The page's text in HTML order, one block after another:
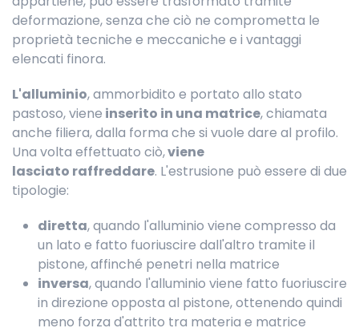
deformazione, senza che ciò ne comprometta le
proprietà tecniche e meccaniche e i vantaggi
elencati finora.
L'alluminio, ammorbidito e portato allo stato
pastoso, viene inserito in una matrice, chiamata
anche filiera, dalla forma che si vuole dare al profilo.
Una volta effettuato ciò,viene
lasciato raffreddare. L'estrusione può essere di due
tipologie:
diretta, quando l'alluminio viene compresso da
un lato e fatto fuoriuscire dall'altro tramite il
pistone, affinché penetri nella matrice
inversa, quando l'alluminio viene fatto fuoriuscire
in direzione opposta al pistone, ottenendo quindi
meno forza d'attrito tra materia e matrice